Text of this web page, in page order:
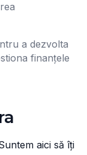
a dezvolta
finanțele
aici să îți